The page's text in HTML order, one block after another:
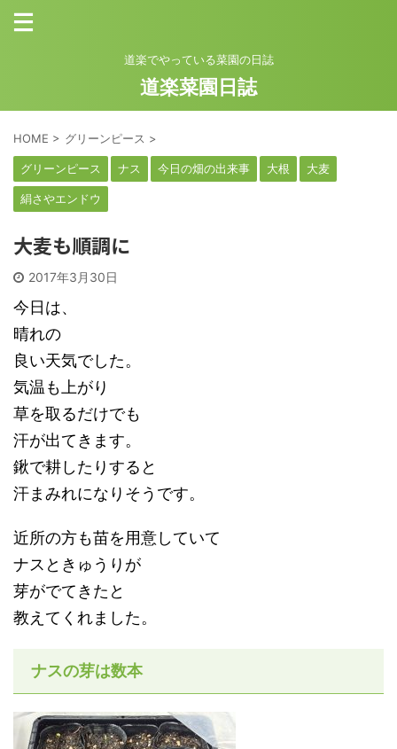
道楽でやっている菜園の日誌
道楽菜園日誌
HOME > グリーンピース >
グリーンピース ナス 今日の畑の出来事 大根 大麦
絹さやエンドウ
大麦も順調に
2017年3月30日
今日は、
晴れの
良い天気でした。
気温も上がり
草を取るだけでも
汗が出てきます。
鍬で耕したりすると
汗まみれになりそうです。
近所の方も苗を用意していて
ナスときゅうりが
芽がでてきたと
教えてくれました。
ナスの芽は数本